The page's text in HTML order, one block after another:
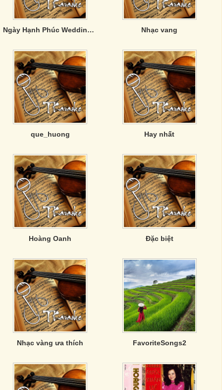
Ngày Hạnh Phúc Wedding Day Nhạc vang
que_huong Hay nhất
Hoàng Oanh Đặc biệt
Nhạc vàng ưa thích FavoriteSongs2